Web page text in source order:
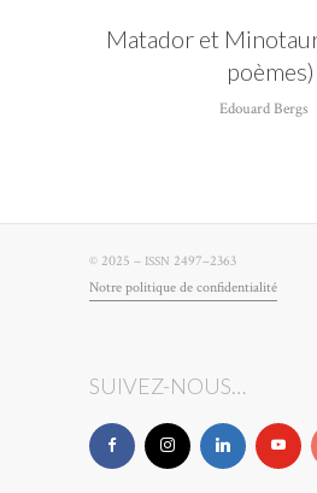
Matador et
poèmes)
Edouard Bergs
© 2025 – ISSN 2497–2363
Notre poli­tique de confidentialité
SUIVEZ-NOUS…